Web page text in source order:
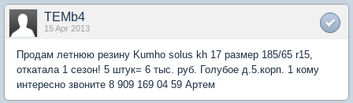
TEMb4
15 Apr 2013
Продам летнюю резину Kumho solus kh 17 размер 185/65 r15,
откатала 1 сезон! 5 штук= 6 тыс. руб. Голубое д.5.корп. 1 кому
интересно звоните 8 909 169 04 59 Артем